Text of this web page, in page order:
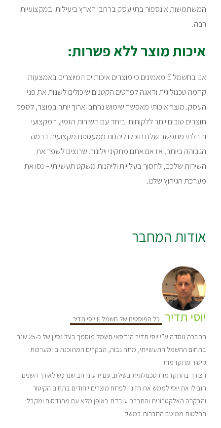
המשתמשות אינספור בתי עסק ברחבי הארץ ביעילות ובמקצועיות
רבה.
איכות מוצר ללא פשרות:
אנו בחשמל E מאמינים כי מוצרים איכותיים המיוצרים באמצעות
קדמה טכנולוגית ודאגה לפרטים הקטנים שיכולים לשנות את פני
העסק. מוצר איכותי מאפשר שימוש נרחב וארוך יותר במוצר, לספק
תוצרים טובים יותר ללקוחות וביחד עם השירות הזמין, המקצועי
והבלתי מתפשר שלנו תוכלו ליהנות ממעטפת מקצועית ברמה
הגבוהה ביותר. אז אם אתם מתקיני וילונות שרוצים לשפר את
השירות שלכם, לחסוך בעלויות וליהנות משקט תעשייתי – נסו את
מערכת הגיהוץ שלנו.
אודות המחבר
יוסי תדיר כל הפוסטים של חשמל E יוסי תדיר
החברה נוסדה ע”י יוסי תדיר הנדסאי חשמל מוסמך בעל נסיון של כ-25 שנה
בתחום החשמל התעשייתי, מתח גבוה, הבקרים המתוכנתים ומערכות
קיטור מתקדמות .
הצורך בהתקדמות טכנולוגית בשילוב עם ידע נרחב שנרכש לאורך השנים
הובילו את יוסי לממש את חזונו ולפתח מוצרים ייחודים בתחום הקיטור
והבקרה האלקטרונית והחברה עובדת באופן מלא עם מהנדסים ומקבלי
החלטות ממיטב החברות במשק .